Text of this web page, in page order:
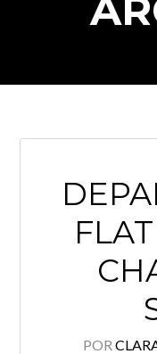
Log in
POR